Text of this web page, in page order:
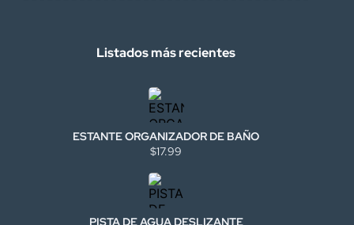
Listados más recientes
ESTANTE ORGANIZADOR DE BAÑO
$17.99
PISTA DE AGUA DESLIZANTE